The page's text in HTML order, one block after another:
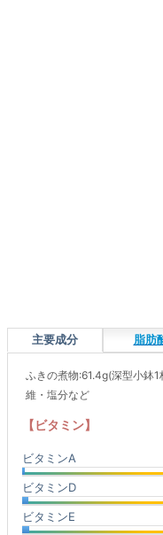
主要成分 脂肪
ふきの煮物:61.4g(深型小鉢
維・塩分など
【ビタミン】
ビタミンA
ビタミンD
ビタミンE